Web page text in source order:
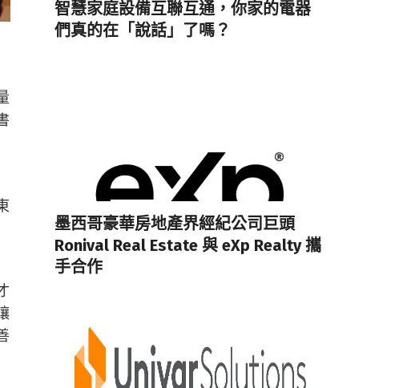
智慧家庭設備互聯互通，你家的電器
們真的在「說話」了嗎？
墨西哥豪華房地產界經紀公司巨頭
Ronival Real Estate 與 eXp Realty 攜
手合作